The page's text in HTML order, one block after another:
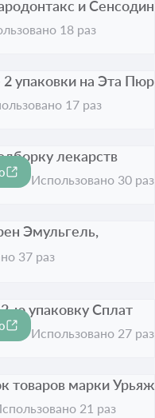
и Сенсодин
18 раз
упаковки на Эта Пюр
17 раз
лекарств
Использовано 30 раз
Эмульгель,
37 раз
ю упаковку Сплат
Использовано 27 раз
товаров марки Урьяж
21 раз